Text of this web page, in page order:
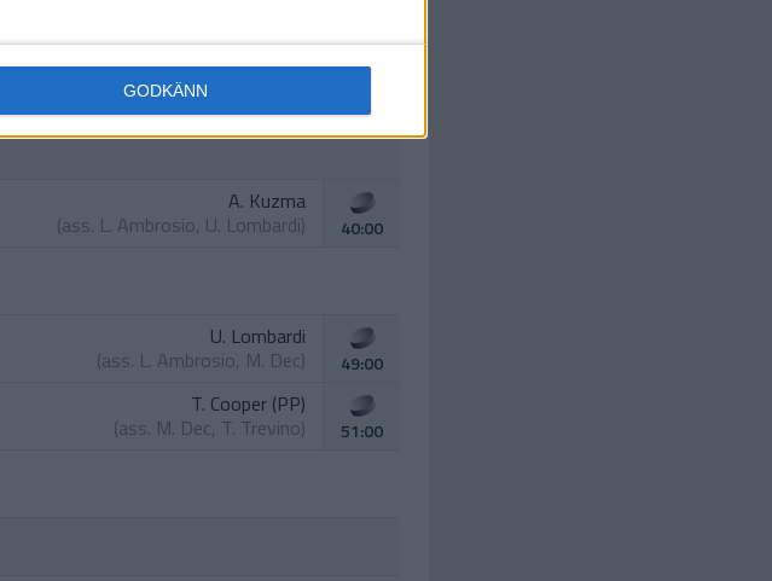
GODKÄNN
A. Kuzma
(ass. L. Ambrosio, U. Lombardi) 40:00
U. Lombardi
(ass. L. Ambrosio, M. Dec) 49:00
T. Cooper (PP)
(ass. M. Dec, T. Trevino) 51:00